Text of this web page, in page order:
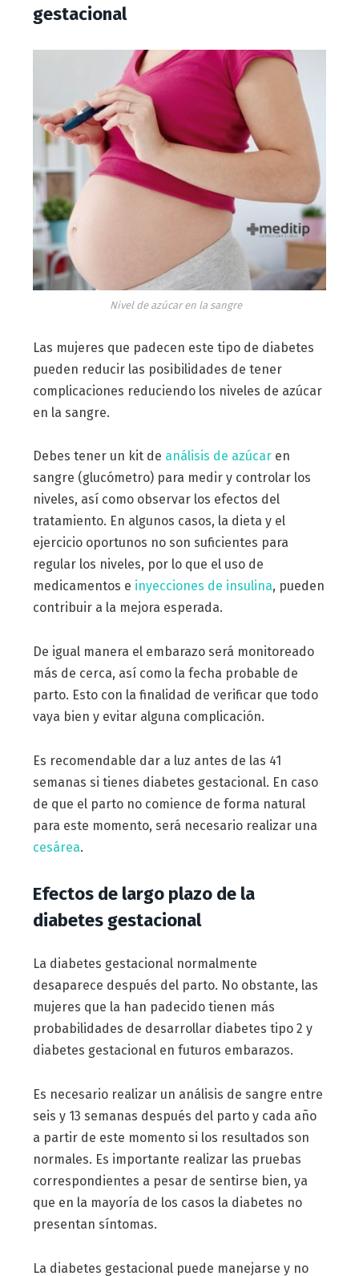
gestacional
Nivel de azúcar en la sangre
Las mujeres que padecen este tipo de diabetes
pueden reducir las posibilidades de tener
complicaciones reduciendo los niveles de azúcar
en la sangre.
Debes tener un kit de análisis de azúcaren
sangre (glucómetro) para medir y controlar los
niveles, así como observar los efectos del
tratamiento. En algunos casos, la dieta y el
ejercicio oportunos no son suficientes para
regular los niveles, por lo que el uso de
medicamentos e inyecciones de insulina, pueden
contribuir a la mejora esperada.
De igual manera el embarazo será monitoreado
más de cerca, así como la fecha probable de
parto. Esto con la finalidad de verificar que todo
vaya bien y evitar alguna complicación.
Es recomendable dar a luz antes de las 41
semanas si tienes diabetes gestacional. En caso
de que el parto no comience de forma natural
para este momento, será necesario realizar una
cesárea.
Efectos de largo plazo de la
diabetes gestacional
La diabetes gestacional normalmente
desaparece después del parto. No obstante, las
mujeres que la han padecido tienen más
probabilidades de desarrollar diabetes tipo 2 y
diabetes gestacional en futuros embarazos.
Es necesario realizar un análisis de sangre entre
seis y 13 semanas después del parto y cada año
a partir de este momento si los resultados son
normales. Es importante realizar las pruebas
correspondientes a pesar de sentirse bien, ya
que en la mayoría de los casos la diabetes no
presentan síntomas.
La diabetes gestacional puede manejarse y no